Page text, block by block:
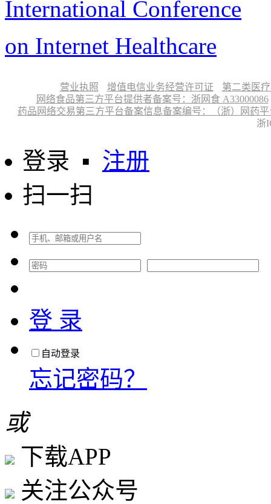
International Conference
on Internet Healthcare
营业执照 增值电信业务经营许可证
第二类医
网络食品第三方平台提供者备案号：浙网食 A33000086
药品网络交易第三方平台备案信息备案编号：（浙）网药平
浙
登录 ▪ 注册
扫一扫
登 录
自动登录
忘记密码？
或
下载APP
关注公众号